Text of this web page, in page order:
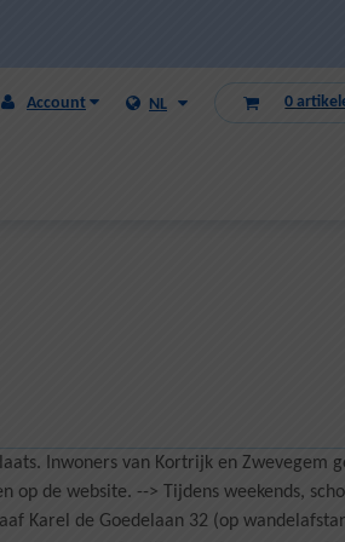
Account NL 0
Inwoners van Kortrijk en Zwevegem
de website. --> Tijdens weekends,
Karel de Goedelaan 32 (op